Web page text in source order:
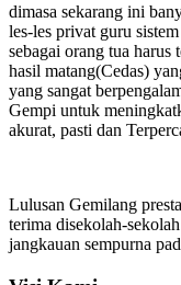
dimasa sekarang ini
les-les privat guru
sebagai orang tua
hasil matang(Cedas)
yang sangat
Gempi untuk
akurat, pasti dan
Lulusan Gemilang
terima disekolah-
jangkauan sempurna